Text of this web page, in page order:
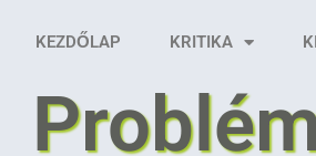
KEZDŐLAP KRITIKA